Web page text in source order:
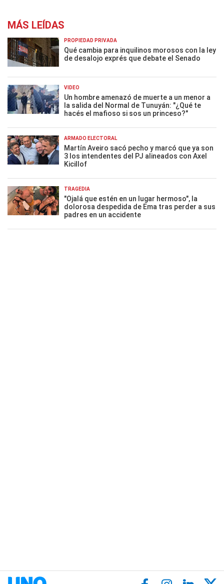
MÁS LEÍDAS
PROPIEDAD PRIVADA
Qué cambia para inquilinos morosos con la ley
de desalojo exprés que debate el Senado
VIDEO
Un hombre amenazó de muerte a un menor a
la salida del Normal de Tunuyán: "¿Qué te
hacés el mafioso si sos un princeso?"
ARMADO ELECTORAL
Martín Aveiro sacó pecho y marcó que ya son
3 los intendentes del PJ alineados con Axel
Kicillof
TRAGEDIA
"Ojalá que estén en un lugar hermoso", la
dolorosa despedida de Ema tras perder a sus
padres en un accidente